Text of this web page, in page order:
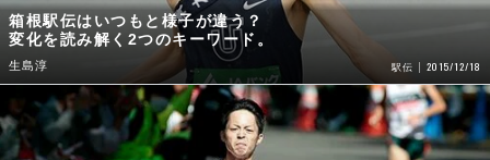
箱根駅伝はいつもと様子が違う？
変化を読み解く2つのキーワード。
生島淳 駅伝 2015/12/18